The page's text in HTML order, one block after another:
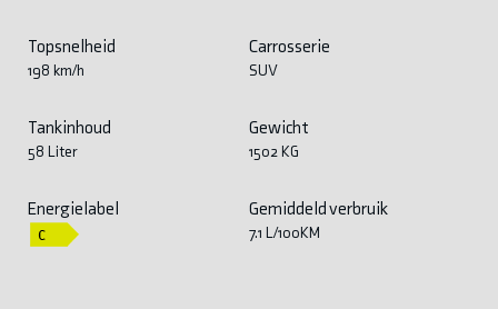
Topsnelheid
198 km/h
Carrosserie
SUV
Tankinhoud
58 Liter
Gewicht
1502 KG
Energielabel Gemiddeld verbruik
7.1 L/100KM